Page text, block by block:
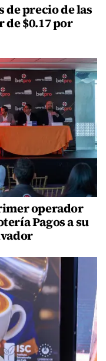
de precio de las
de $0.17 por
operador
Pagos a su